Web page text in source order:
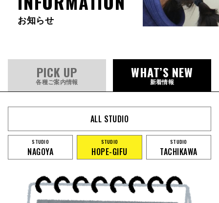
お知らせ
PICK UP
各種ご案内情報
WHAT’S NEW
新着情報
ALL STUDIO
STUDIO
NAGOYA
STUDIO
HOPE-GIFU
STUDIO
TACHIKAWA